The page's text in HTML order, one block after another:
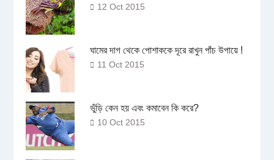
12 Oct 2015
ঘামের দাগ থেকে পোশাককে দূরে রাখুন পাঁচ উপায়ে !
11 Oct 2015
ভুঁড়ি কেন হয় এবং কমাবেন কি করে?
10 Oct 2015